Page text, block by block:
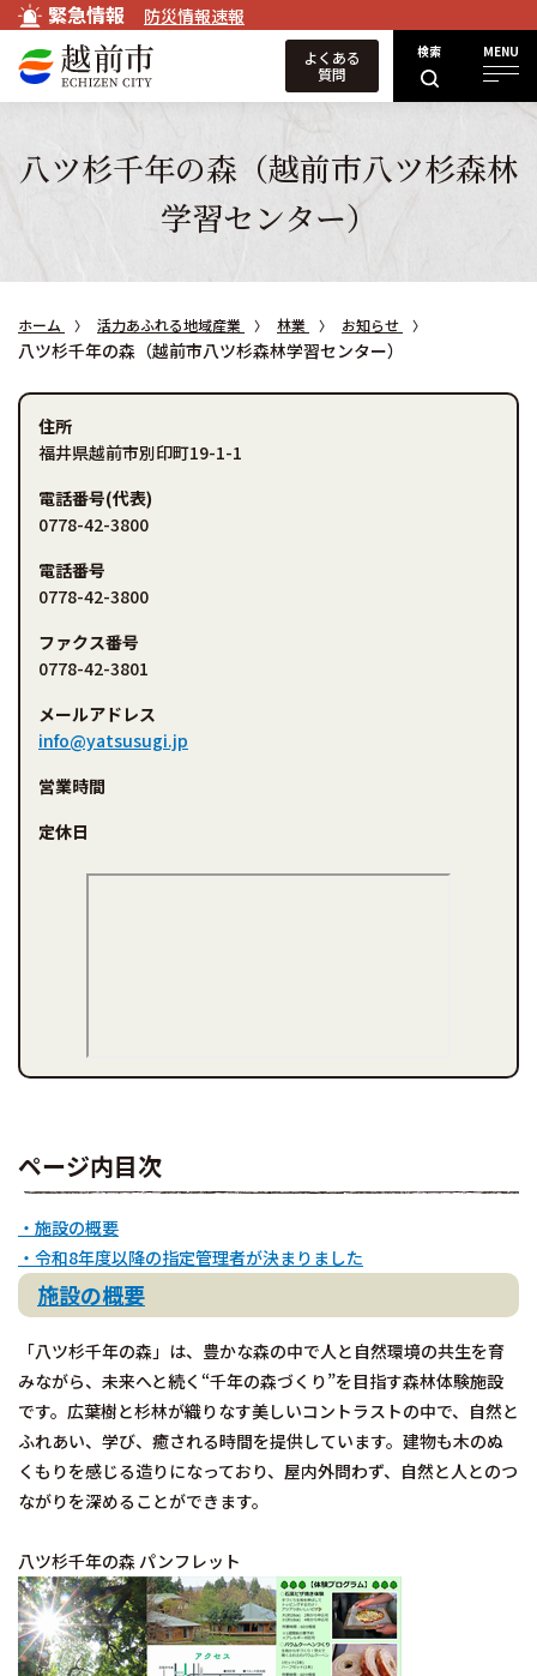
緊急情報 防災情報速報
検索 MENU
よくある
質問
八ツ杉千年の森（越前市八ツ杉森林
学習センター）
ホーム 活力あふれる地域産業 林業 お知らせ
八ツ杉千年の森（越前市八ツ杉森林学習センター）
住所
福井県越前市別印町19-1-1
電話番号(代表)
0778-42-3800
電話番号
0778-42-3800
ファクス番号
0778-42-3801
メールアドレス
info@yatsusugi.jp
営業時間
定休日
ページ内目次
・施設の概要
・令和8年度以降の指定管理者が決まりました
施設の概要
「八ツ杉千年の森」は、豊かな森の中で人と自然環境の共生を育
みながら、未来へと続く“千年の森づくり”を目指す森林体験施設
です。広葉樹と杉林が織りなす美しいコントラストの中で、自然と
ふれあい、学び、癒される時間を提供しています。建物も木のぬ
くもりを感じる造りになっており、屋内外問わず、自然と人とのつ
ながりを深めることができます。
八ツ杉千年の森 パンフレット